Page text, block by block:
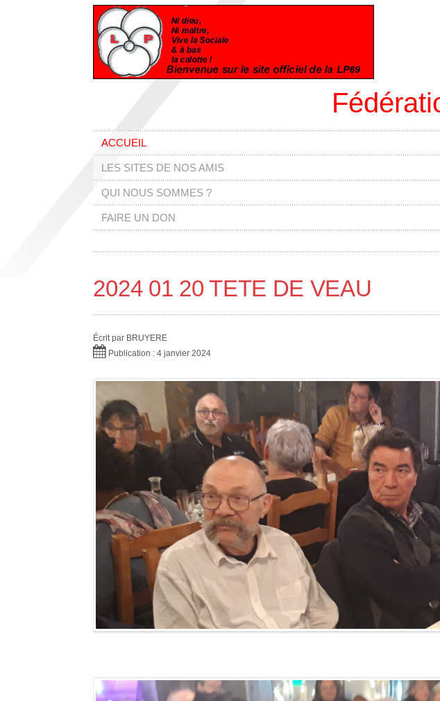
ACCUEIL
LES SITES DE NOS AMIS
QUI NOUS SOMMES ?
FAIRE UN DON
2024 01 20 TETE DE VEAU
Écrit par BRUYERE
Publication : 4 janvier 2024